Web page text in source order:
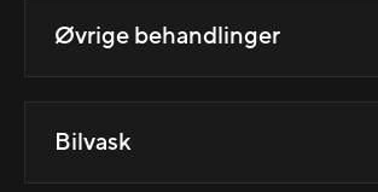
Øvrige behandlinger
Bilvask